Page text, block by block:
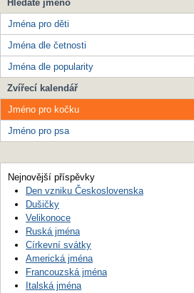
Hledáte jméno
Jména pro děti
Jména dle četnosti
Jména dle popularity
Zvířecí kalendář
Jméno pro kočku
Jméno pro psa
Nejnovější příspěvky
Den vzniku Československa
Dušičky
Velikonoce
Ruská jména
Církevní svátky
Americká jména
Francouzská jména
Italská jména